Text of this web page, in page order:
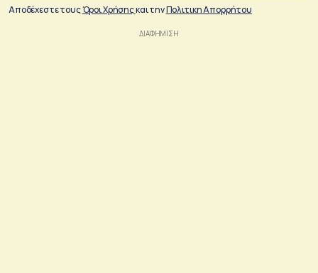
Αποδέχεστε τουςΌροι Χρήσηςκαι τηνΠολιτικη Απορρήτου